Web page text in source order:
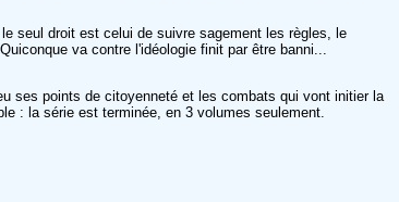
seul droit est celui de suivre sagement les règles, le
va contre l'idéologie finit par être banni...
ses points de citoyenneté et les combats qui vont initier la
: la série est terminée, en 3 volumes seulement.